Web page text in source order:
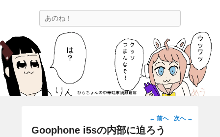
ひらちょんの中華端末隔離倉庫
ほたがページ上部にある検索バーを消してくれたサイトです。
投
稿
← 前へ 次へ →
Goophone i5sの内部に迫ろう